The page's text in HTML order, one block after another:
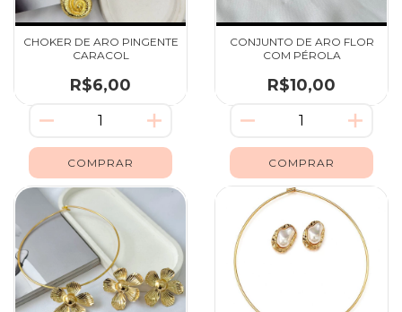
CHOKER DE ARO PINGENTE
CARACOL
R$6,00
CONJUNTO DE ARO FLOR
COM PÉROLA
R$10,00